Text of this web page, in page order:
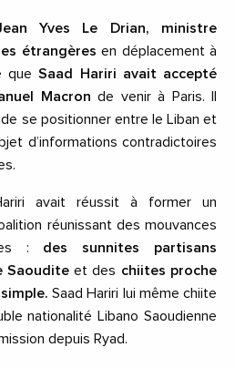
Yves Le Drian, ministre
étrangères en déplacement à
queSaad Hariri avait accepté
Macron de venir à Paris. Il
de se positionner entre le Liban et
d’informations contradictoires
avait réussit à former un
réunissant des mouvances
: des sunnites partisans
Saouditeet des chiites proche
Saad Hariri lui même chiite
nationalité Libano Saoudienne
depuis Ryad.